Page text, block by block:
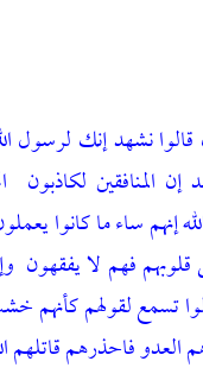
قالوا نشهد إنك لرسول
المنافقين لكاذبون
إنهم ساء ما كانوا
فهم لا يفقهون
تسمع لقولهم كأنهم
فاحذرهم قاتلهم